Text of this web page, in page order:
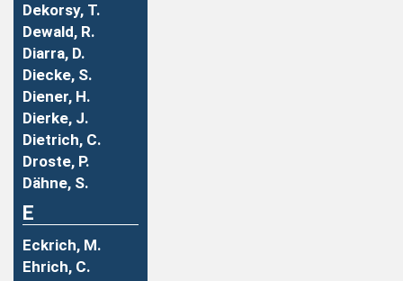
Dekorsy, T.
Dewald, R.
Diarra, D.
Diecke, S.
Diener, H.
Dierke, J.
Dietrich, C.
Droste, P.
Dähne, S.
E
Eckrich, M.
Ehrich, C.